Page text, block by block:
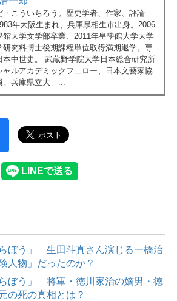
・こういちろう。歴史学者、作家、評論
年大阪生まれ、兵庫県相生市出身。2006
館大学文学部卒業、2011年皇學館大学大学
研究科博士後期課程単位取得満期退学。専
本中世史。 武蔵野学院大学日本総合研究所
ャルアカデミックフェロー、日本文藝家協
。兵庫県立大 ...
ぼう」 生田斗真さん演じる一橋治
人物」だったのか？
ぼう」 将軍・徳川家治の嫡男・徳
の死の真相とは？